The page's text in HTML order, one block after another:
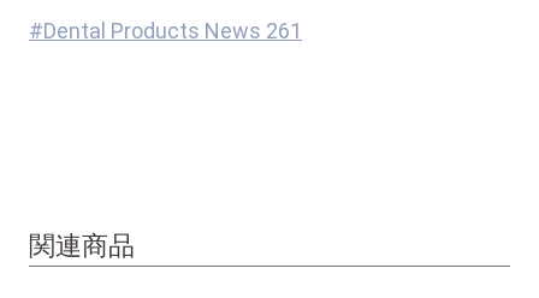
#Dental Products News 261
関連商品